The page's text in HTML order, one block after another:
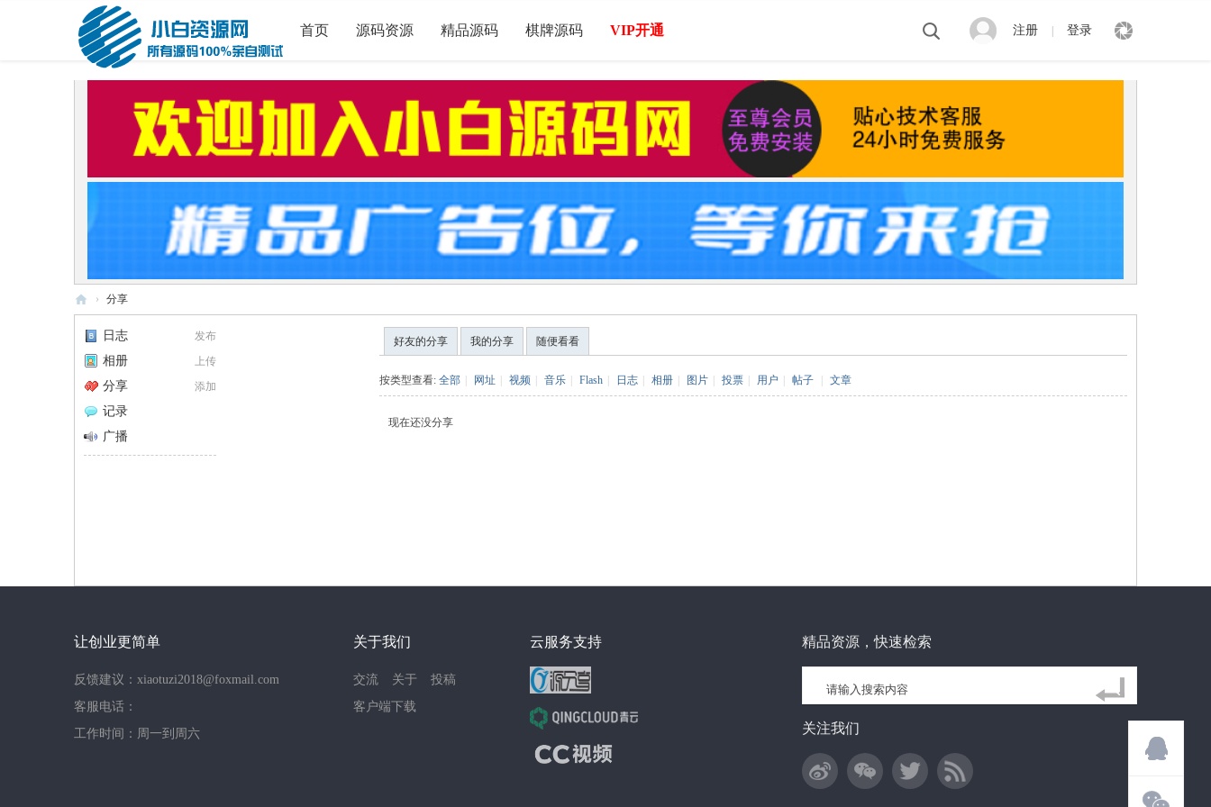
首页 源码资源 精品源码 棋牌源码 VIP开通 注册 登录
白
码
› 分享
发布
日志
上传
相册
添加
分享
记录
广播
好友的分享 我的分享 随便看看
按类型查看: 全部 | 网址 | 视频 | 音乐 | Flash | 日志 | 相册 | 图片 | 投票 | 用户 | 帖子 | 文章
现在还没分享
让创业更简单
反馈建议：xiaotuzi2018@foxmail.com
客服电话：
工作时间：周一到周六
关于我们
交流 关于
投稿
客户端下载
云服务支持 精品资源，快速检索
关注我们